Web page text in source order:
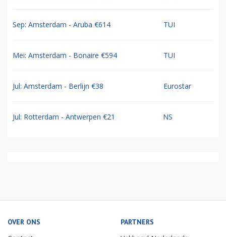
Sep: Amsterdam - Aruba €614 TUI
Mei: Amsterdam - Bonaire €594 TUI
Jul: Amsterdam - Berlijn €38 Eurostar
Jul: Rotterdam - Antwerpen €21 NS
OVER ONS PARTNERS